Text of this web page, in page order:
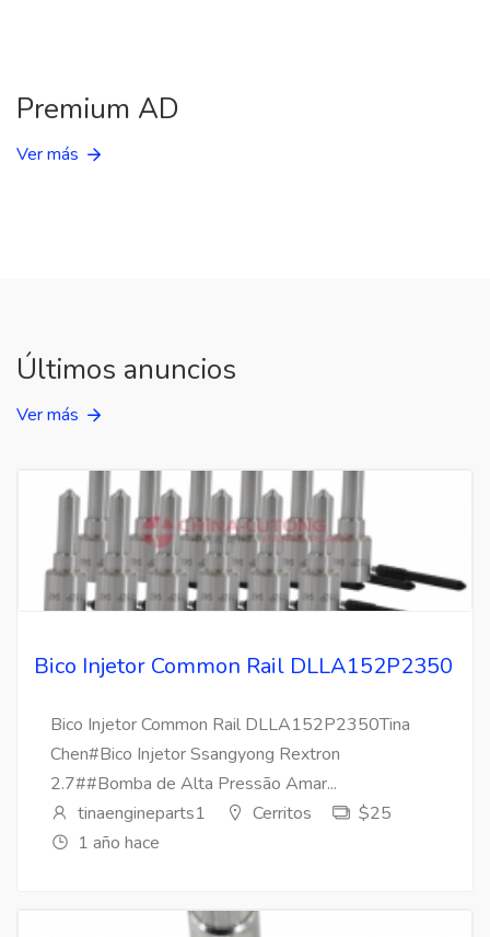
Premium AD
Ver más
Últimos anuncios
Ver más
Bico Injetor Common Rail DLLA152P2350
Bico Injetor Common Rail DLLA152P2350Tina
Chen#Bico Injetor Ssangyong Rextron
2.7##Bomba de Alta Pressão Amar...
tinaengineparts1
Cerritos
$25
1 año hace